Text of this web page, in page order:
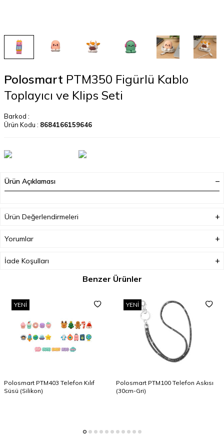
Polosmart PTM350 Figürlü Kablo
Toplayıcı ve Klips Seti
Barkod :
Ürün Kodu : 8684166159646
Ürün Açıklaması
Ürün Değerlendirmeleri
Yorumlar
İade Koşulları
Benzer Ürünler
YENI
Polosmart PTM403 Telefon Kılıf
Süsü (Silikon)
YENI
Polosmart PTM100 Telefon Askısı
(30cm-Gri)